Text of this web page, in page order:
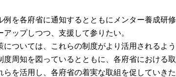
各府省に通知するとともにメンター養成研修
ップしつつ、支援して参りたい。
いては、これらの制度がより活用されるよ
周知を図っているとともに、各府省における
を活用し、各府省の着実な取組を促していきた